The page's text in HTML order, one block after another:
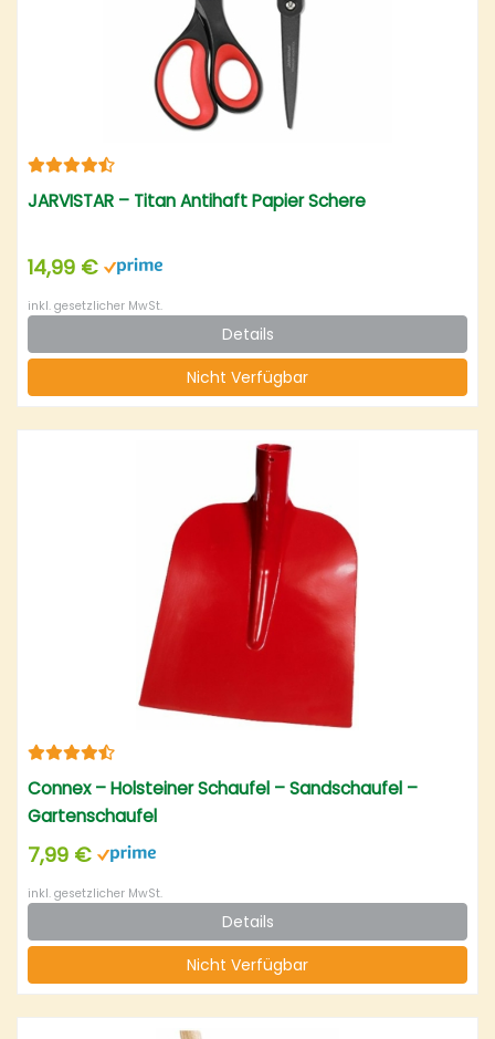
JARVISTAR – Titan Antihaft Papier Schere
14,99 €
inkl. gesetzlicher MwSt.
Details
Nicht Verfügbar
Connex – Holsteiner Schaufel – Sandschaufel –
Gartenschaufel
7,99 €
inkl. gesetzlicher MwSt.
Details
Nicht Verfügbar